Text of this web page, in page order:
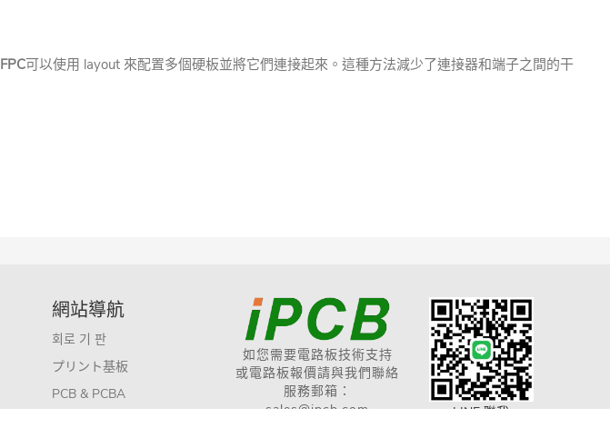
FPC可以使用 layout 來配置多個硬板並將它們連接起來。 這種方法減少了連接器和端子之間的干
網站導航
회로 기 판
プリント基板
PCB & PCBA
如您需要電路板技術支持
或電路板報價請與我們聯絡
服務郵箱：
sales@ipcb.com
LINE 聯我